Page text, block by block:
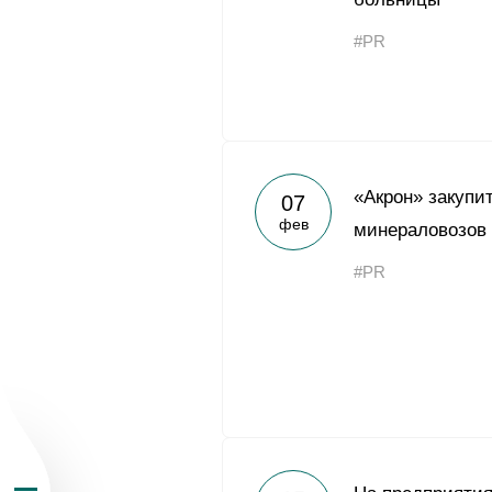
О Группе «Акрон»
География
#PR
07
фев
«Акрон»
минераловозов
#PR